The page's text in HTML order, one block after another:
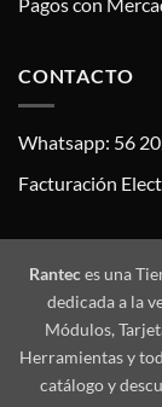
Pagos con
CONTACTO
Whatsapp: 56
Facturación
Ranteces una
dedicada a la
Módulos,
Herramientas y
catálogo y